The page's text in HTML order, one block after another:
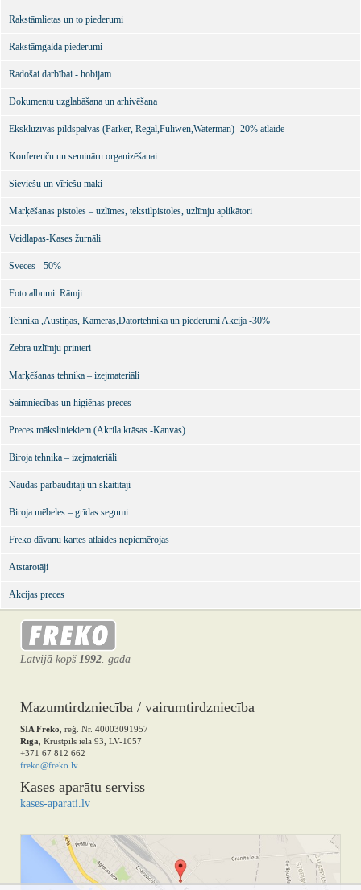
Rakstāmlietas un to piederumi
Rakstāmgalda piederumi
Radošai darbībai - hobijam
Dokumentu uzglabāšana un arhivēšana
Ekskluzīvās pildspalvas (Parker, Regal,Fuliwen,Waterman) -20% atlaide
Konferenču un semināru organizēšanai
Sieviešu un vīriešu maki
Marķēšanas pistoles – uzlīmes, tekstilpistoles, uzlīmju aplikātori
Veidlapas-Kases žurnāli
Sveces - 50%
Foto albumi. Rāmji
Tehnika ,Austiņas, Kameras,Datortehnika un piederumi Akcija -30%
Zebra uzlīmju printeri
Marķēšanas tehnika – izejmateriāli
Saimniecības un higiēnas preces
Preces māksliniekiem (Akrila krāsas -Kanvas)
Biroja tehnika – izejmateriāli
Naudas pārbaudītāji un skaitītāji
Biroja mēbeles – grīdas segumi
Freko dāvanu kartes atlaides nepiemērojas
Atstarotāji
Akcijas preces
Latvijā kopš 1992. gada
Mazumtirdzniecība / vairumtirdzniecība
SIA Freko , reģ. Nr. 40003091957
Rīga , Krustpils iela 93, LV-1057
+371 67 812 662
freko@freko.lv
Kases aparātu serviss
kases-aparati.lv